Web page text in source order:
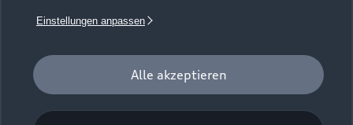
Einstellungen anpassen
Alle akzeptieren
Online-Terminvereinbarung
Servicekontakt
Bordbuch & Bedienungsanleitungen
Verträge kündigen
Audi erleben
Impressum Rechtliches
Cookie-Richtlinie
Digital Services Act
EU Data Act